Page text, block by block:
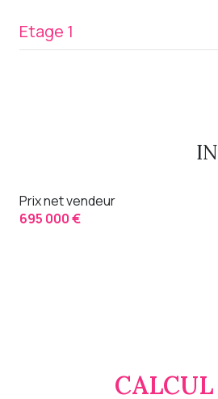
Etage 1
Prix net vendeur
695 000 €